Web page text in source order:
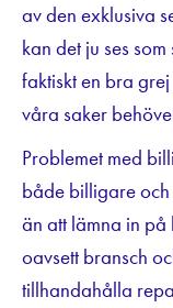
av den exklusiva
kan det ju ses
faktiskt en bra
våra saker
Problemet med
både billigare
än att lämna in på
oavsett bransch
tillhandahålla